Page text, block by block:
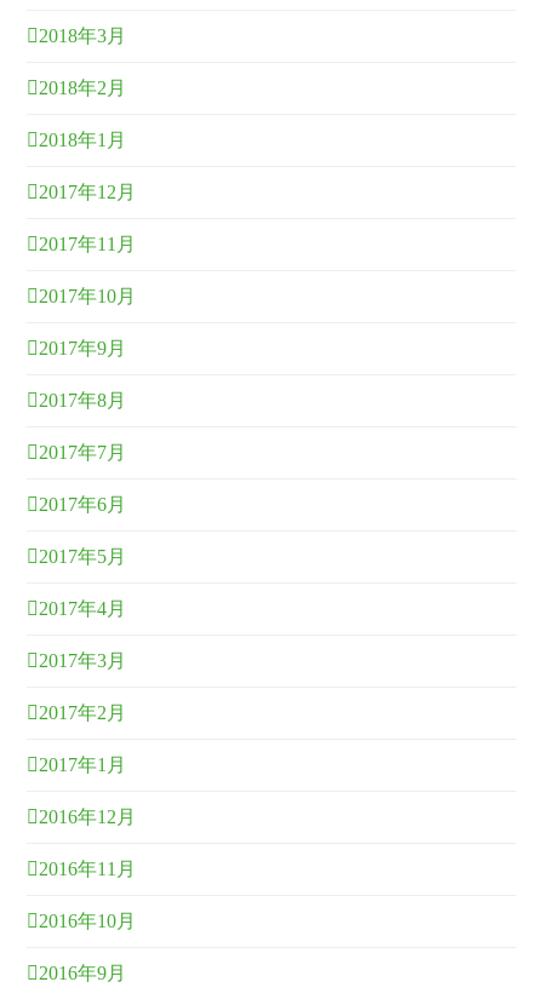
2018年3月
2018年2月
2018年1月
2017年12月
2017年11月
2017年10月
2017年9月
2017年8月
2017年7月
2017年6月
2017年5月
2017年4月
2017年3月
2017年2月
2017年1月
2016年12月
2016年11月
2016年10月
2016年9月